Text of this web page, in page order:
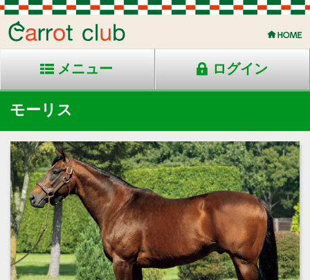
メニュー ログイン
2011年生 鹿毛 日高産